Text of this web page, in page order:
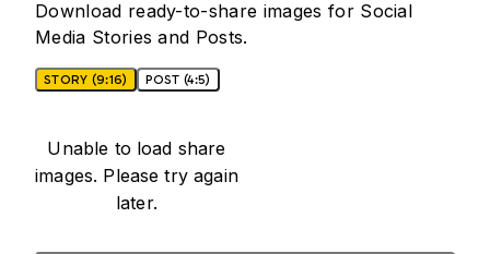
Download ready-to-share images for Social
Media Stories and Posts.
STORY (9:16) POST (4:5)
Unable to load share
images. Please try again
later.